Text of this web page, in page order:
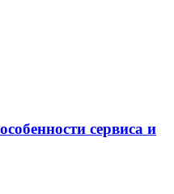
сервиса и